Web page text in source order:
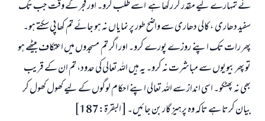
نے تمہارے لیے مقدر کر رکھا ہے اسے طلب کرو۔ اور فجر کے وقت جب تک
سفید دھاری ، کالی دھاری سے واضح طور پر نمایاں نہ ہو جائے تم کھا پی سکتے ہو۔
پھر رات تک اپنے روزے پورے کرو۔ اور اگر تم مسجدوں میں اعتکاف بیٹھے ہو
تو پھر بیویوں سے مباشرت نہ کرو۔ یہ ہیں اللہ تعالی کی حدود، تم ان کے قریب
بھی نہ پھٹکو۔ اسی انداز سے اللہ تعالی اپنے احکام لوگوں کے لیے کھول کھول کر
بیان کرتا ہے تاکہ وہ پرہیز گار بن جائیں۔ [ البقرة:187]